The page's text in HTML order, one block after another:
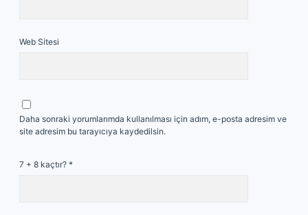
Web Sitesi
Daha sonraki yorumlarımda kullanılması için adım, e-posta adresim ve
site adresim bu tarayıcıya kaydedilsin.
7 + 8 kaçtır? *